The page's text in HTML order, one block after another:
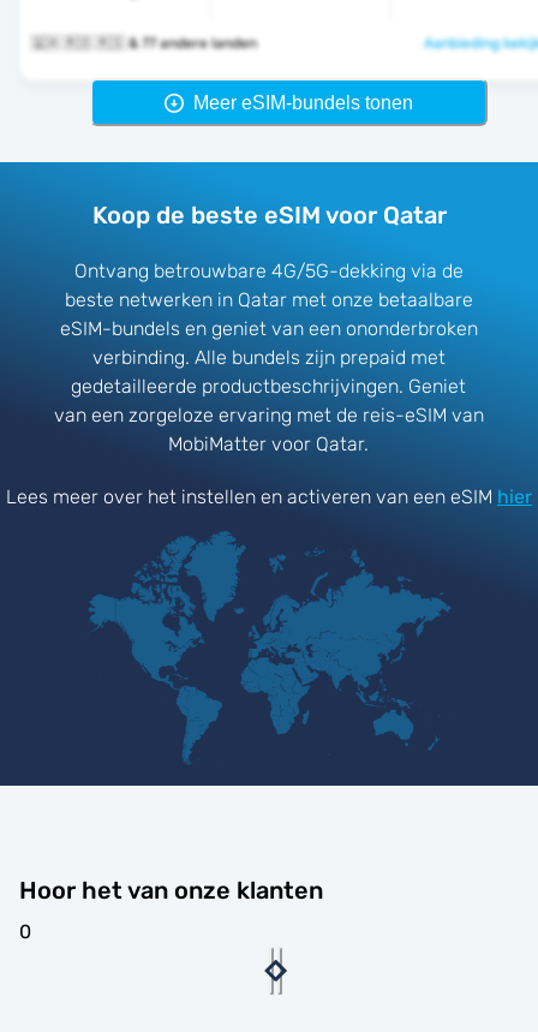
🇶🇦 🇷🇴 🇷🇸 & 77 andere landen Aanbieding
Meer eSIM-bundels tonen
Koop de beste eSIM voor Qatar
Ontvang betrouwbare 4G/5G-dekking via de
beste netwerken in Qatar met onze betaalbare
eSIM-bundels en geniet van een ononderbroken
verbinding. Alle bundels zijn prepaid met
gedetailleerde productbeschrijvingen. Geniet
van een zorgeloze ervaring met de reis-eSIM van
MobiMatter voor Qatar.
Lees meer over het instellen en activeren van een eSIM hier
Hoor het van onze klanten
0